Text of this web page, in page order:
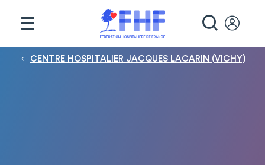
Fil d'Ariane
CENTRE HOSPITALIER JACQUES LACARIN (VICHY)
Panneau de gestion des cookies